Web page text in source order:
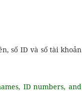
số ID và số tài khoản
ID numbers, and